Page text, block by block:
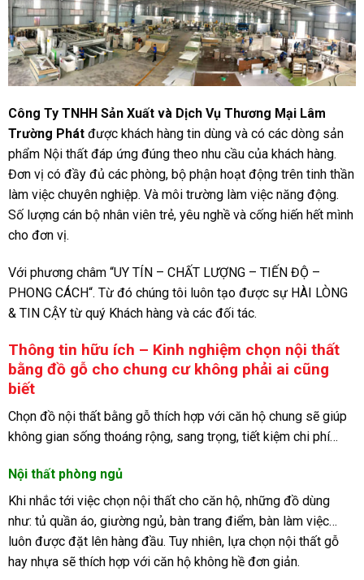
Công Ty TNHH Sản Xuất và Dịch Vụ Thương Mại Lâm
Trường Phátđược khách hàng tin dùng và có các dòng sản
phẩm Nội thất đáp ứng đúng theo nhu cầu của khách hàng.
Đơn vị có đầy đủ các phòng, bộ phận hoạt động trên tinh thần
làm việc chuyên nghiệp. Và môi trường làm việc năng động.
Số lượng cán bộ nhân viên trẻ, yêu nghề và cống hiến hết mình
cho đơn vị.
Với phương châm “UY TÍN – CHẤT LƯỢNG – TIẾN ĐỘ –
PHONG CÁCH“. Từ đó chúng tôi luôn tạo được sự HÀI LÒNG
& TIN CẬY từ quý Khách hàng và các đối tác.
Thông tin hữu ích – Kinh nghiệm chọn nội thất
bằng đồ gỗ cho chung cư không phải ai cũng
biết
Chọn đồ nội thất bằng gỗ thích hợp với căn hộ chung sẽ giúp
không gian sống thoáng rộng, sang trọng, tiết kiệm chi phí…
Nội thất phòng ngủ
Khi nhắc tới việc chọn nội thất cho căn hộ, những đồ dùng
như: tủ quần áo, giường ngủ, bàn trang điểm, bàn làm việc…
luôn được đặt lên hàng đầu. Tuy nhiên, lựa chọn nội thất gỗ
hay nhựa sẽ thích hợp với căn hộ không hề đơn giản.